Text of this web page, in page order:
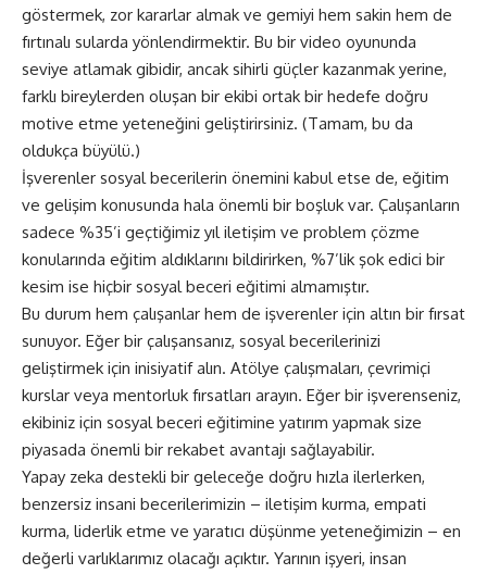
göstermek, zor kararlar almak ve gemiyi hem sakin hem de
fırtınalı sularda yönlendirmektir. Bu bir video oyununda
seviye atlamak gibidir, ancak sihirli güçler kazanmak yerine,
farklı bireylerden oluşan bir ekibi ortak bir hedefe doğru
motive etme yeteneğini geliştirirsiniz. (Tamam, bu da
oldukça büyülü.)
İşverenler sosyal becerilerin önemini kabul etse de, eğitim
ve gelişim konusunda hala önemli bir boşluk var. Çalışanların
sadece %35’i geçtiğimiz yıl iletişim ve problem çözme
konularında eğitim aldıklarını bildirirken, %7’lik şok edici bir
kesim ise hiçbir sosyal beceri eğitimi almamıştır.
Bu durum hem çalışanlar hem de işverenler için altın bir fırsat
sunuyor. Eğer bir çalışansanız, sosyal becerilerinizi
geliştirmek için inisiyatif alın. Atölye çalışmaları, çevrimiçi
kurslar veya mentorluk fırsatları arayın. Eğer bir işverenseniz,
ekibiniz için sosyal beceri eğitimine yatırım yapmak size
piyasada önemli bir rekabet avantajı sağlayabilir.
Yapay zeka destekli bir geleceğe doğru hızla ilerlerken,
benzersiz insani becerilerimizin – iletişim kurma, empati
kurma, liderlik etme ve yaratıcı düşünme yeteneğimizin – en
değerli varlıklarımız olacağı açıktır. Yarının işyeri, insan